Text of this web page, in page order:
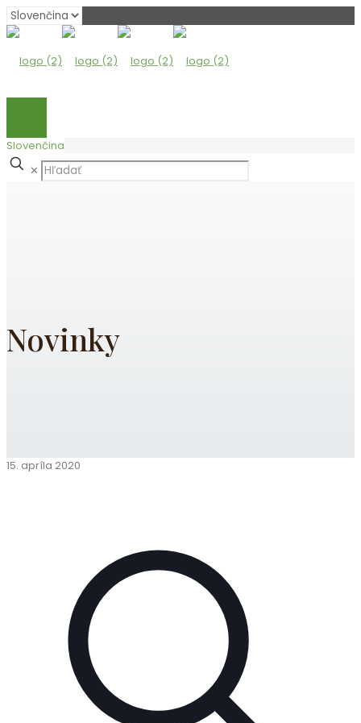
Vyberte
jazyk
Slovenčina
✕
Novinky
15. apríla 2020